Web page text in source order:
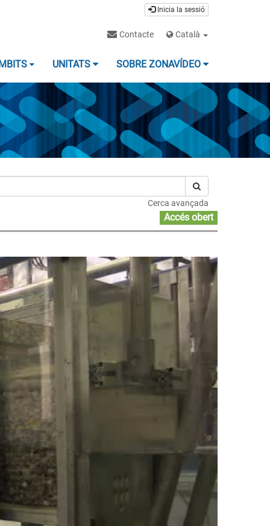
Inicia la sessió
Contacte Català
UNITATS SOBRE ZONAVÍDEO
Cerca avançada
Accés obert